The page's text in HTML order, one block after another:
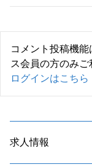
コメント投稿機
ス会員の方のみご
ログインはこちら
求人情報